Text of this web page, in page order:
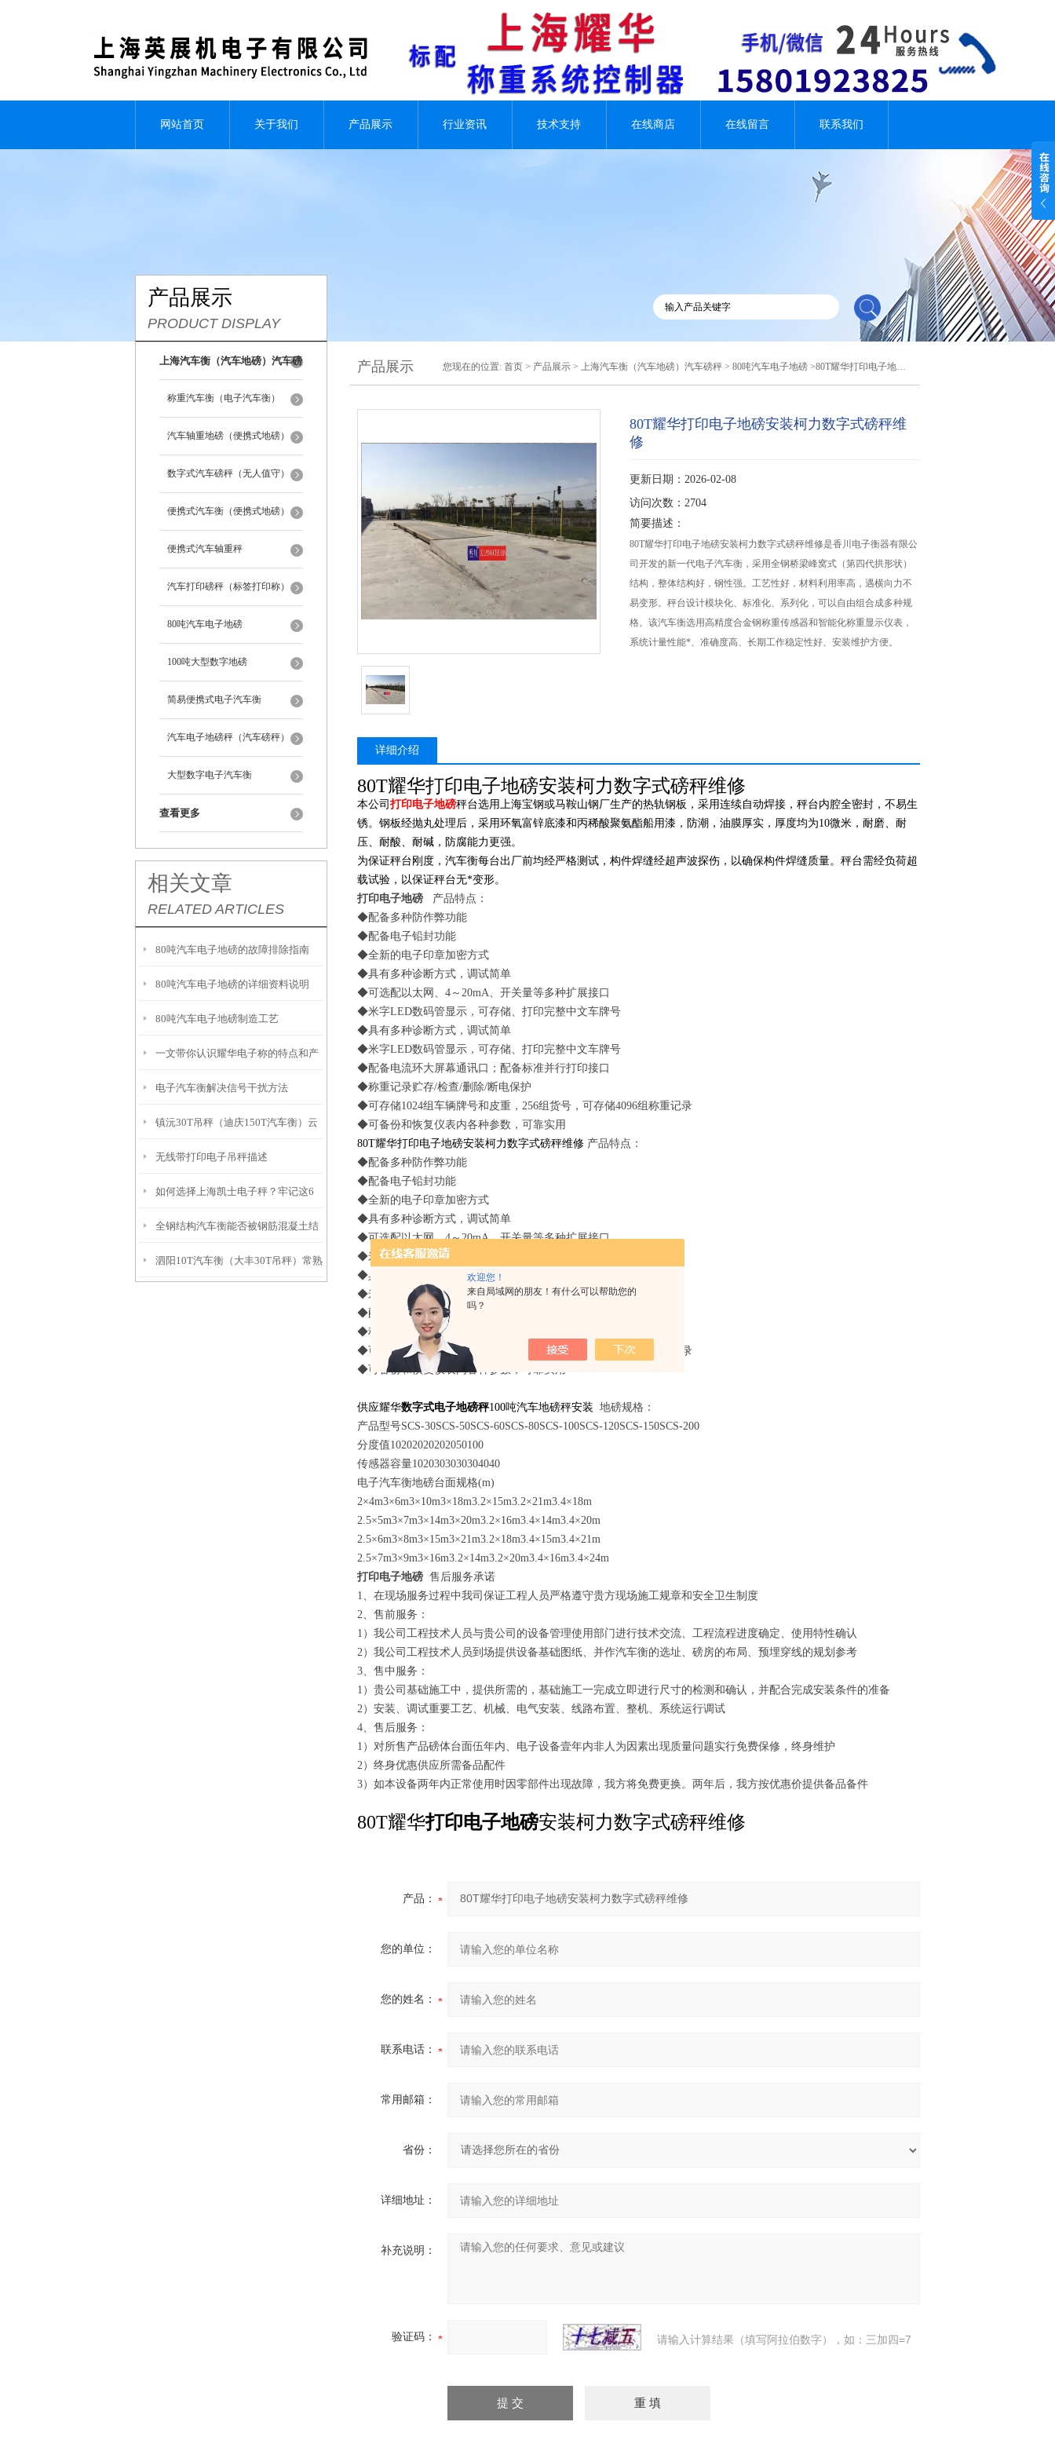
欢迎您！
来自局域网的朋友！有什么可以帮助您的
吗？
网站首页 关于我们 产品展示 行业资讯 技术支持 在线商店 在线留言 联系我们
产品展示
PRODUCT DISPLAY
上海汽车衡（汽车地磅）汽车磅
秤称重汽车衡（电子汽车衡）
汽车轴重地磅（便携式地磅）
数字式汽车磅秤（无人值守）
便携式汽车衡（便携式地磅）
便携式汽车轴重秤
汽车打印磅秤（标签打印称）
80吨汽车电子地磅
100吨大型数字地磅
简易便携式电子汽车衡
汽车电子地磅秤（汽车磅秤）
大型数字电子汽车衡
查看更多
相关文章
RELATED ARTICLES
80吨汽车电子地磅的故障排除指南
80吨汽车电子地磅的详细资料说明
80吨汽车电子地磅制造工艺
一文带你认识耀华电子称的特点和产
品参数
电子汽车衡解决信号干扰方法
镇沅30T吊秤（迪庆150T汽车衡）云
县10T地磅）澜沧轨道衡器维修
无线带打印电子吊秤描述
如何选择上海凯士电子秤？牢记这6
点
全钢结构汽车衡能否被钢筋混凝土结
构电子汽车衡逐步取代？
泗阳10T汽车衡（大丰30T吊秤）常熟
产品展示 您现在的位置: 首页 > 产品展示 > 上海汽车衡（汽车地磅）汽车磅秤 > 80吨汽车电子地磅 >80T耀华打印电子地磅安装柯力数字式磅秤维修
80T耀华打印电子地磅安装柯力数字式磅秤维
修
更新日期：2026-02-08
访问次数：2704
简要描述：
80T耀华打印电子地磅安装柯力数字式磅秤维修是香川电子衡器有限公
司开发的新一代电子汽车衡，采用全钢桥梁峰窝式（第四代拱形状）
结构，整体结构好，钢性强。工艺性好，材料利用率高，遇横向力不
易变形。秤台设计模块化、标准化、系列化，可以自由组合成多种规
格。该汽车衡选用高精度合金钢称重传感器和智能化称重显示仪表，
系统计量性能*、准确度高、长期工作稳定性好、安装维护方便。
详细介绍
80T耀华打印电子地磅安装柯力数字式磅秤维修
本公司 打印电子地磅秤台选用上海宝钢或马鞍山钢厂生产的热轨钢板，采用连续自动焊接，秤台内腔全密封，不易生
锈。钢板经抛丸处理后，采用环氧富锌底漆和丙稀酸聚氨酯船用漆，防潮，油膜厚实，厚度均为10微米，耐磨、耐
压、耐酸、耐碱，防腐能力更强。
为保证秤台刚度，汽车衡每台出厂前均经严格测试，构件焊缝经超声波探伤，以确保构件焊缝质量。秤台需经负荷超
载试验，以保证秤台无*变形。
打印电子地磅
产品特点：
◆配备多种防作弊功能
◆配备电子铅封功能
◆全新的电子印章加密方式
◆具有多种诊断方式，调试简单
◆可选配以太网、4～20mA、开关量等多种扩展接口
◆米字LED数码管显示，可存储、打印完整中文车牌号
◆具有多种诊断方式，调试简单
◆米字LED数码管显示，可存储、打印完整中文车牌号
◆配备电流环大屏幕通讯口；配备标准并行打印接口
◆称重记录贮存/检查/删除/断电保护
◆可存储1024组车辆牌号和皮重，256组货号，可存储4096组称重记录
◆可备份和恢复仪表内各种参数，可靠实用
80T耀华打印电子地磅安装柯力数字式磅秤维修 产品特点：
◆配备多种防作弊功能
◆配备电子铅封功能
◆全新的电子印章加密方式
◆具有多种诊断方式，调试简单
◆可选配以太网、4～20mA、开关量等多种扩展接口
◆米字LED数码管显示，可存储、打印完整中文车牌号
◆具有多种诊断方式，调试简单
◆米字LED数码管显示，可存储、打印完整中文车牌号
◆配备电流环大屏幕通讯口；配备标准并行打印接口
◆称重记录贮存/检查/删除/断电保护
◆可存储1024组车辆牌号和皮重，256组货号，可存储4096组称重记录
◆可备份和恢复仪表内各种参数，可靠实用
供应耀华数字式电子地磅秤100吨汽车地磅秤安装 地磅规格：
产品型号SCS-30SCS-50SCS-60SCS-80SCS-100SCS-120SCS-150SCS-200
分度值10202020202050100
传感器容量1020303030304040
电子汽车衡地磅台面规格(m)
2×4m3×6m3×10m3×18m3.2×15m3.2×21m3.4×18m
2.5×5m3×7m3×14m3×20m3.2×16m3.4×14m3.4×20m
2.5×6m3×8m3×15m3×21m3.2×18m3.4×15m3.4×21m
2.5×7m3×9m3×16m3.2×14m3.2×20m3.4×16m3.4×24m
打印电子地磅 售后服务承诺
1、在现场服务过程中我司保证工程人员严格遵守贵方现场施工规章和安全卫生制度
2、售前服务：
1）我公司工程技术人员与贵公司的设备管理使用部门进行技术交流、工程流程进度确定、使用特性确认
2）我公司工程技术人员到场提供设备基础图纸、并作汽车衡的选址、磅房的布局、预埋穿线的规划参考
3、售中服务：
1）贵公司基础施工中，提供所需的，基础施工一完成立即进行尺寸的检测和确认，并配合完成安装条件的准备
2）安装、调试重要工艺、机械、电气安装、线路布置、整机、系统运行调试
4、售后服务：
1）对所售产品磅体台面伍年内、电子设备壹年内非人为因素出现质量问题实行免费保修，终身维护
2）终身优惠供应所需备品配件
3）如本设备两年内正常使用时因零部件出现故障，我方将免费更换。两年后，我方按优惠价提供备品备件
80T耀华打印电子地磅安装柯力数字式磅秤维修
产品：
您的单位：
您的姓名：
联系电话：
常用邮箱：
省份：
详细地址：
补充说明：
验证码： 请输入计算结果（填写阿拉伯数字），如：三加四=7